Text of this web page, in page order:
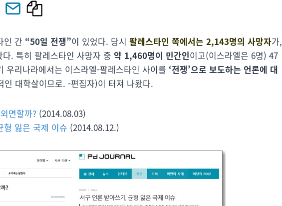
인 간 “50일 전쟁”이 있었다. 당시 팔레스타인 쪽에서는 2,143명의 사망자가,
. 특히 팔레스타인 사망자 중 약 1,460명이 민간인이고(이스라엘은 6명) 47
우리나라에서는 이스라엘-팔레스타인 사이를 ‘전쟁’으로 보도하는 언론에 대
인 대학살이므로. -편집자)이 터져 나왔다.
면할까? (2014.08.03)
잃은 국제 이슈 (2014.08.12.)